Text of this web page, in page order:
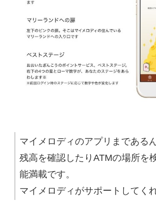
マイメロディのアプリまである
残高を確認したりATMの場所を
能満載です。
マイメロディがサポートしてく